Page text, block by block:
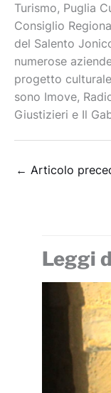
Turismo, Puglia
Consiglio
del Salento
numerose
progetto
sono Imove,
Giustizieri e Il
← Articolo
Leggi